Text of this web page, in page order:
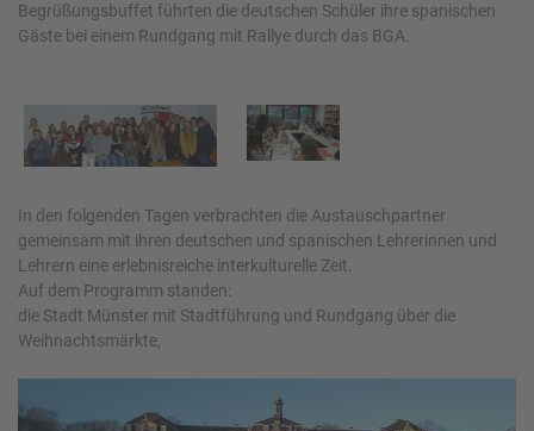
Begrüßungsbuffet führten die deutschen Schüler ihre spanischen
Gäste bei einem Rundgang mit Rallye durch das BGA.
In den folgenden Tagen verbrachten die Austauschpartner
gemeinsam mit ihren deutschen und spanischen Lehrerinnen und
Lehrern eine erlebnisreiche interkulturelle Zeit.
Auf dem Programm standen:
die Stadt Münster mit Stadtführung und Rundgang über die
Weihnachtsmärkte,